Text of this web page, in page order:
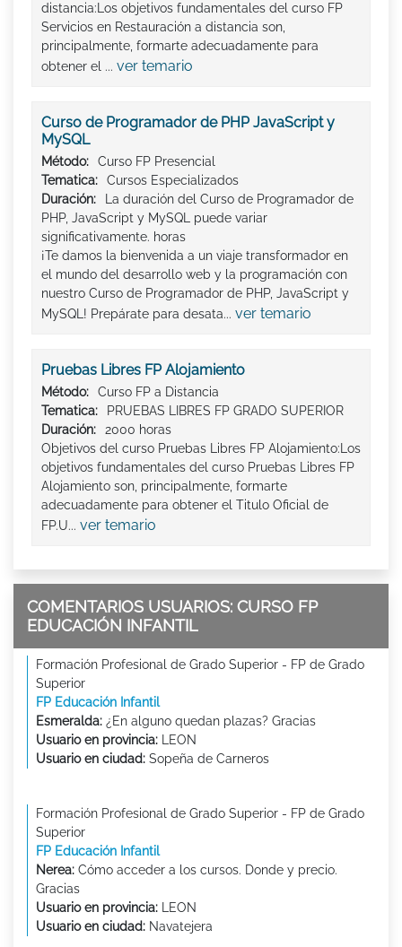
distancia:Los objetivos fundamentales del curso FP
Servicios en Restauración a distancia son,
principalmente, formarte adecuadamente para
obtener el ... ver temario
Curso de Programador de PHP JavaScript y
MySQL
Método:
Curso FP Presencial
Tematica:
Cursos Especializados
Duración:
La duración del Curso de Programador de
PHP, JavaScript y MySQL puede variar
significativamente. horas
¡Te damos la bienvenida a un viaje transformador en
el mundo del desarrollo web y la programación con
nuestro Curso de Programador de PHP, JavaScript y
MySQL! Prepárate para desata... ver temario
Pruebas Libres FP Alojamiento
Método:
Curso FP a Distancia
Tematica:
PRUEBAS LIBRES FP GRADO SUPERIOR
Duración:
2000 horas
Objetivos del curso Pruebas Libres FP Alojamiento:Los
objetivos fundamentales del curso Pruebas Libres FP
Alojamiento son, principalmente, formarte
adecuadamente para obtener el Titulo Oficial de
FP.U... ver temario
COMENTARIOS USUARIOS: CURSO FP
EDUCACIÓN INFANTIL
Formación Profesional de Grado Superior - FP de Grado
Superior
FP Educación Infantil
Esmeralda: ¿En alguno quedan plazas? Gracias
Usuario en provincia: LEON
Usuario en ciudad: Sopeña de Carneros
Formación Profesional de Grado Superior - FP de Grado
Superior
FP Educación Infantil
Nerea: Cómo acceder a los cursos. Donde y precio.
Gracias
Usuario en provincia: LEON
Usuario en ciudad: Navatejera